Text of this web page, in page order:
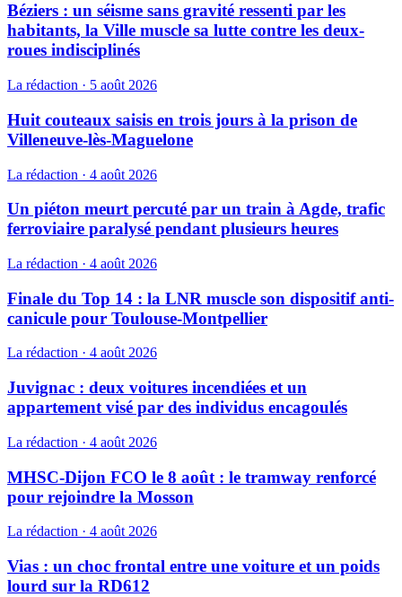
Béziers : un séisme sans gravité ressenti par les
habitants, la Ville muscle sa lutte contre les deux-
roues indisciplinés
La rédaction · 5 août 2026
Huit couteaux saisis en trois jours à la prison de
Villeneuve-lès-Maguelone
La rédaction · 4 août 2026
Un piéton meurt percuté par un train à Agde, trafic
ferroviaire paralysé pendant plusieurs heures
La rédaction · 4 août 2026
Finale du Top 14 : la LNR muscle son dispositif anti-
canicule pour Toulouse-Montpellier
La rédaction · 4 août 2026
Juvignac : deux voitures incendiées et un
appartement visé par des individus encagoulés
La rédaction · 4 août 2026
MHSC-Dijon FCO le 8 août : le tramway renforcé
pour rejoindre la Mosson
La rédaction · 4 août 2026
Vias : un choc frontal entre une voiture et un poids
lourd sur la RD612